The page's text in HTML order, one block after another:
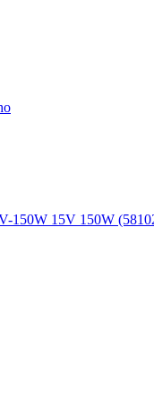
150W 15V 150W